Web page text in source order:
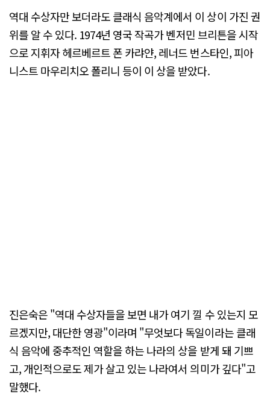
역대 수상자만 보더라도 클래식 음악계에서 이 상이 가진 권
위를 알 수 있다. 1974년 영국 작곡가 벤저민 브리튼을 시작
으로 지휘자 헤르베르트 폰 카랴얀, 레너드 번스타인, 피아
니스트 마우리치오 폴리니 등이 이 상을 받았다.
진은숙은 "역대 수상자들을 보면 내가 여기 낄 수 있는지 모
르겠지만, 대단한 영광"이라며 "무엇보다 독일이라는 클래
식 음악에 중추적인 역할을 하는 나라의 상을 받게 돼 기쁘
고, 개인적으로도 제가 살고 있는 나라여서 의미가 깊다"고
말했다.